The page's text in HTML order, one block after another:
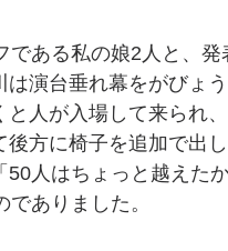
ある私の娘2人と、発
演台垂れ幕をがびょ
人が入場して来られ
方に椅子を追加で出し
人はちょっと越えた
ありました。